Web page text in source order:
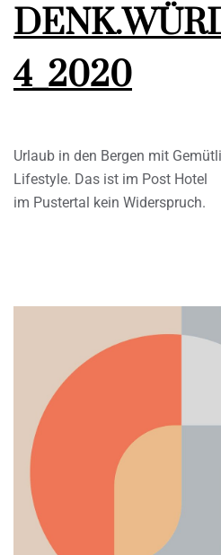
4_2020
Urlaub in den Bergen mit
Lifestyle. Das ist im Post Hotel
im Pustertal kein Widerspruch.